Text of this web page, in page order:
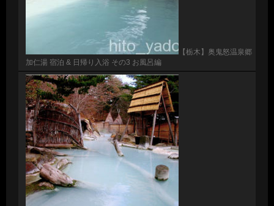
【栃木】奥鬼怒温泉郷
加仁湯 宿泊 & 日帰り入浴 その3 お風呂編